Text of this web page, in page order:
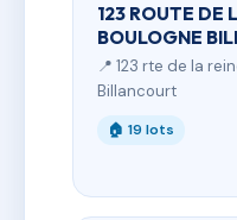
123 ROUTE DE
BOULOGNE
📍 123 rte de la
Billancourt
🏠 19 lots